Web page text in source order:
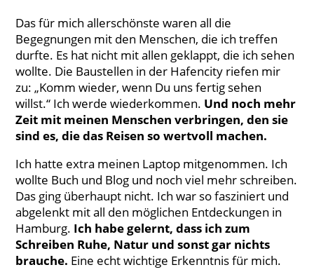
Das für mich allerschönste waren all die
Begegnungen mit den Menschen, die ich treffen
durfte. Es hat nicht mit allen geklappt, die ich sehen
wollte. Die Baustellen in der Hafencity riefen mir
zu: „Komm wieder, wenn Du uns fertig sehen
willst.“ Ich werde wiederkommen. Und noch mehr
Zeit mit meinen Menschen verbringen, den sie
sind es, die das Reisen so wertvoll machen.
Ich hatte extra meinen Laptop mitgenommen. Ich
wollte Buch und Blog und noch viel mehr schreiben.
Das ging überhaupt nicht. Ich war so fasziniert und
abgelenkt mit all den möglichen Entdeckungen in
Hamburg. Ich habe gelernt, dass ich zum
Schreiben Ruhe, Natur und sonst gar nichts
brauche. Eine echt wichtige Erkenntnis für mich.